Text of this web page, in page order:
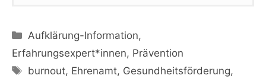
Kategorien
Aufklärung-Information,
Erfahrungsexpert*innen, Prävention
Schlagwörter
burnout, Ehrenamt, Gesundheitsförderung,